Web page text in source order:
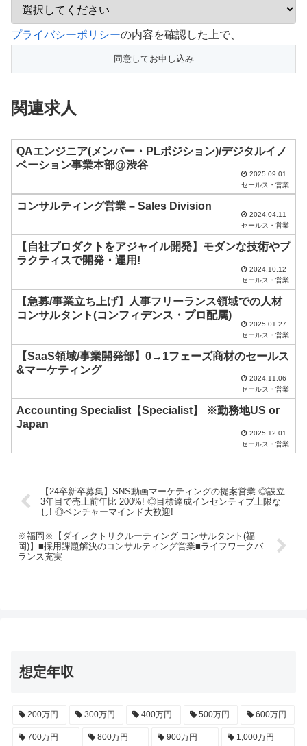
こ
フ
ー
ド
は
の
に
く
だ
。
プライバシーポリシーの内容を確認した上で、
関連求人
QAエンジニア(メンバー・PLポジション)/デジタルイノ
ベーション事業本部@渋谷
2025.09.01
セールス・営業
コンサルティング営業 – Sales Division
2024.04.11
セールス・営業
【自社プロダクトをアジャイル開発】モダンな技術やプ
ラクティスで開発・運用!
2024.10.12
セールス・営業
【急募/事業立ち上げ】人事フリーランス領域での人材
コンサルタント(コンフィデンス・プロ配属)
2025.01.27
セールス・営業
【SaaS領域/事業開発部】0→1フェーズ商材のセールス
&マーケティング
2024.11.06
セールス・営業
Accounting Specialist【Specialist】 ※勤務地US or
Japan
2025.12.01
セールス・営業
【24卒新卒募集】SNS動画マーケティングの提案営業 ◎設立
3年目で売上前年比 200%! ◎目標達成インセンティブ上限な
し! ◎ベンチャーマインド大歓迎!
※福岡※【ダイレクトリクルーティング コンサルタント(福
岡)】■採用課題解決のコンサルティング営業■ライフワークバ
ランス充実
想定年収
200万円 300万円 400万円 500万円 600万円
700万円 800万円 900万円 1,000万円